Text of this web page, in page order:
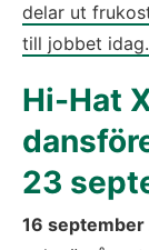
delar ut
till jobbet
Hi-Hat
23
16 september